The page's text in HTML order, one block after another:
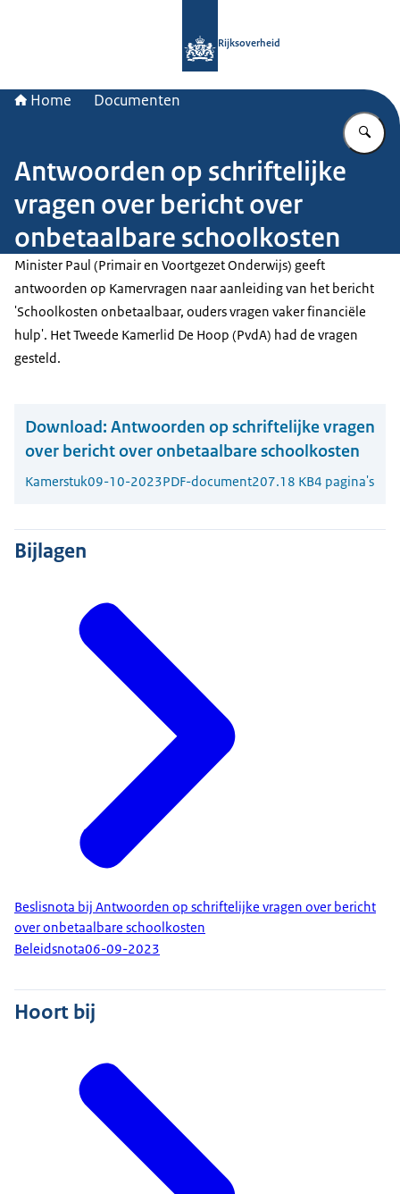
Rijksoverheid
Home Documenten
Antwoorden op schriftelijke
vragen over bericht over
onbetaalbare schoolkosten
Minister Paul (Primair en Voortgezet Onderwijs) geeft
antwoorden op Kamervragen naar aanleiding van het bericht
'Schoolkosten onbetaalbaar, ouders vragen vaker financiële
hulp'. Het Tweede Kamerlid De Hoop (PvdA) had de vragen
gesteld.
Download: Antwoorden op schriftelijke vragen
over bericht over onbetaalbare schoolkosten
Kamerstuk09-10-2023PDF-document207.18 KB4 pagina's
Bijlagen
Beslisnota bij Antwoorden op schriftelijke vragen over bericht
over onbetaalbare schoolkosten
Beleidsnota06-09-2023
Hoort bij